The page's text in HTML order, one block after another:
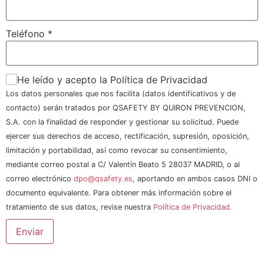
Teléfono *
He leído y acepto la Política de Privacidad
Los datos personales que nos facilita (datos identificativos y de
contacto) serán tratados por QSAFETY BY QUIRON PREVENCION,
S.A. con la finalidad de responder y gestionar su solicitud. Puede
ejercer sus derechos de acceso, rectificación, supresión, oposición,
limitación y portabilidad, así como revocar su consentimiento,
mediante correo postal a C/ Valentín Beato 5 28037 MADRID, o al
correo electrónico dpo@qsafety.es, aportando en ambos casos DNI o
documento equivalente. Para obtener más información sobre el
tratamiento de sus datos, revise nuestra Política de Privacidad.
Enviar